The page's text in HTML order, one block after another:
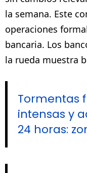
la semana. Este
operaciones
bancaria. Los
la rueda muestra
Tormentas
intensas y
24 horas: